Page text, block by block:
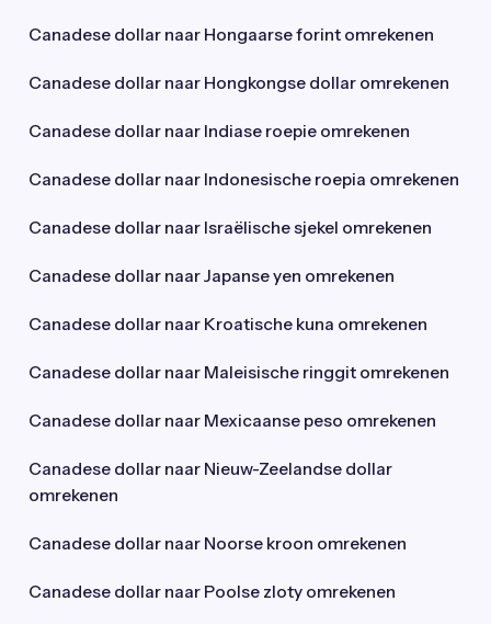
Canadese dollar naar Hongaarse forint omrekenen
Canadese dollar naar Hongkongse dollar omrekenen
Canadese dollar naar Indiase roepie omrekenen
Canadese dollar naar Indonesische roepia omrekenen
Canadese dollar naar Israëlische sjekel omrekenen
Canadese dollar naar Japanse yen omrekenen
Canadese dollar naar Kroatische kuna omrekenen
Canadese dollar naar Maleisische ringgit omrekenen
Canadese dollar naar Mexicaanse peso omrekenen
Canadese dollar naar Nieuw-Zeelandse dollar
omrekenen
Canadese dollar naar Noorse kroon omrekenen
Canadese dollar naar Poolse zloty omrekenen